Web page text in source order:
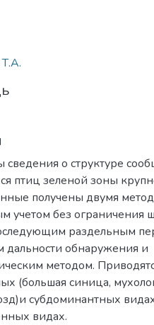
о структуре
птиц зеленой зоны
получены двумя
учетом без ограничения
раздельным
дальности обнаружения и
методом.
(большая синица,
субдоминантных
видах.